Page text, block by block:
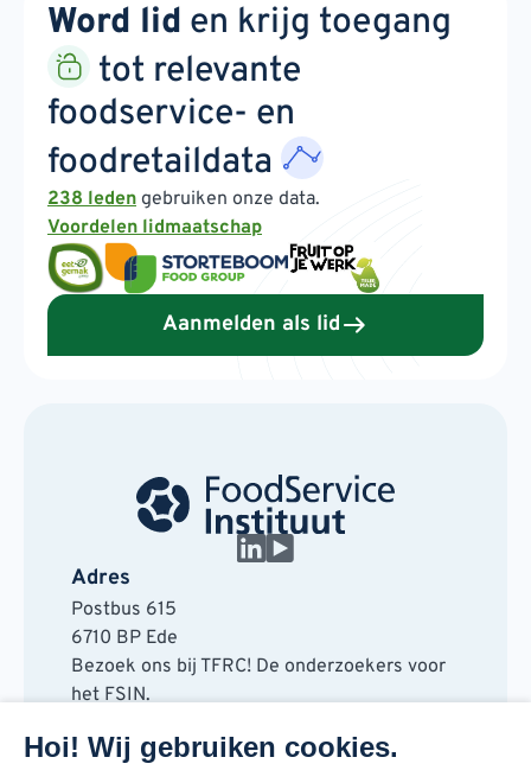
Hoi! Wij gebruiken cookies.
Word lid en krijg toegang
tot relevante
foodservice- en
foodretaildata
238 leden gebruiken onze data.
Voordelen lidmaatschap
Aanmelden als lid
Adres
Postbus 615
6710 BP Ede
Bezoek ons bij TFRC! De onderzoekers voor
het FSIN.
6717 LT Ede